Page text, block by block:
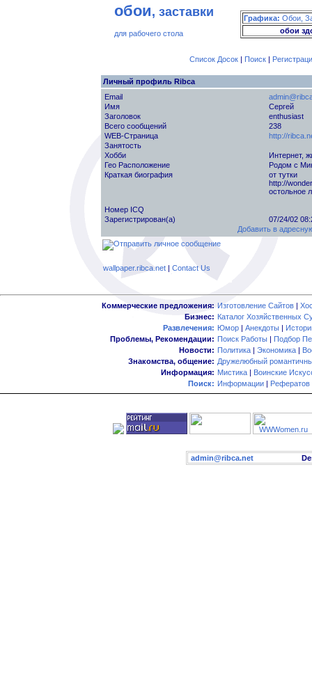
обои, заставки
для рабочего стола
Графика: Обои,
обои
Список Досок | Поиск |
Личный профиль Ribca
Email
Имя
Сергей
Заголовок
enthusiast
Всего сообщений
238
WEB-Страница
http://
Занятость
Хобби
Интернет,
Гео Расположение
Родом с
Краткая биография
от тутки
http://
остольное
Номер ICQ
Зарегистрирован(а)
07/24/02
Добавить в
wallpaper.ribca.net| Contact Us
Коммерческие предложения: Изготовление Сайтов |
Бизнес: Каталог Хозяйственных
Развлечения: Юмор | Анекдоты |
Проблемы, Рекомендации: Поиск Работы | Подбор
Новости: Политика | Экономика |
Знакомства, общение: Дружелюбный
Информация: Мистика | Воинские
Поиск: Информации | Рефератов
admin@ribca.net